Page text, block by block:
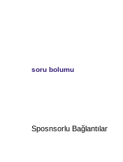
soru bolumu
Sposnsorlu Bağlantılar